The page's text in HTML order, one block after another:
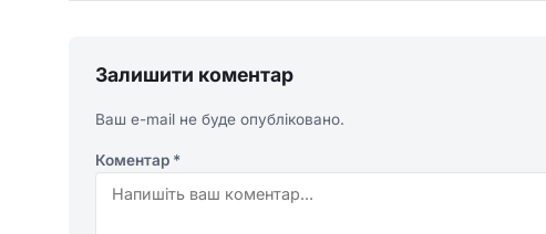
Залишити коментар
Ваш e-mail не буде опубліковано.
Коментар *